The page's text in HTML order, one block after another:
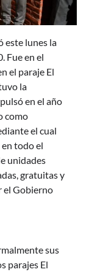
este lunes la
Fue en el
el paraje El
la
en el año
como
el cual
todo el
unidades
gratuitas y
el Gobierno
sus
parajes El